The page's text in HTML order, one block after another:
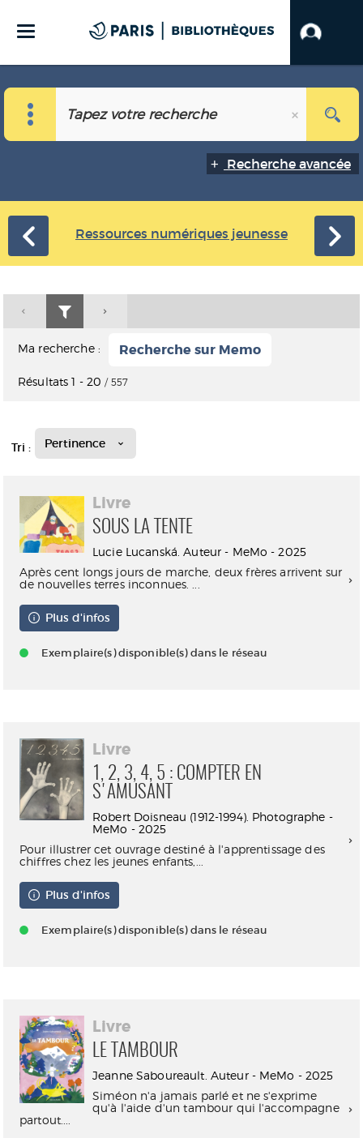
Recherche avancée
Ressources numériques jeunesse
Ma recherche : Recherche sur Memo
Résultats1 - 20 / 557
Tri : Pertinence
Livre
SOUS LA TENTE
Lucie Lucanská. Auteur - MeMo - 2025
Après cent longs jours de marche, deux frères arrivent sur
de nouvelles terres inconnues. ...
Plus d'infos
Exemplaire(s) disponible(s) dans le réseau
Livre
1, 2, 3, 4, 5 : COMPTER EN
S'AMUSANT
Robert Doisneau (1912-1994). Photographe -
MeMo - 2025
Pour illustrer cet ouvrage destiné à l'apprentissage des
chiffres chez les jeunes enfants,...
Plus d'infos
Exemplaire(s) disponible(s) dans le réseau
Livre
LE TAMBOUR
Jeanne Saboureault. Auteur - MeMo - 2025
Siméon n'a jamais parlé et ne s'exprime
qu'à l'aide d'un tambour qui l'accompagne
partout....